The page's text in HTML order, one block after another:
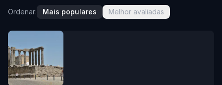
Ordenar: Mais populares Melhor avaliadas